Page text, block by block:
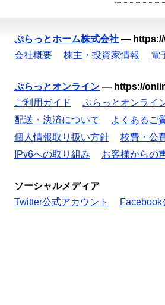
ぷらっとホーム株式会社 —
会社概要
株主・投資家情報 電
ぷらっとオンライン — https://
ご利用ガイド
ぷらっとオンライ
配送・決済について
よくあるご
個人情報取り扱い方針
校費・公
IPv6への取り組み
お客様からの
ソーシャルメディア
Twitter公式アカウント
Facebook